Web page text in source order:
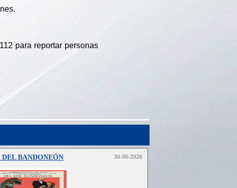
para reportar personas
DEL BANDONEÓN 30-06-2026